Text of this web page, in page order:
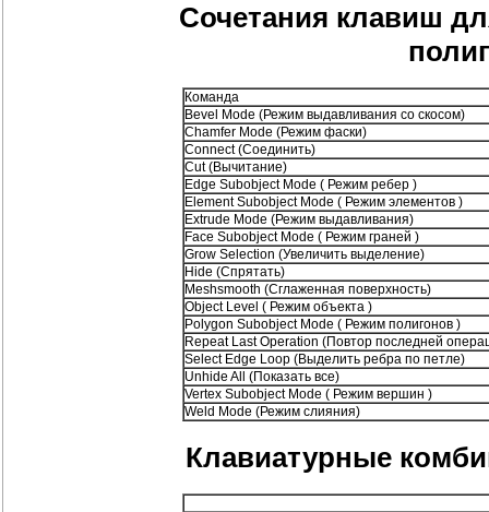
Сочетания клавиш
Команда
Bevel Mode (Режим выдавливания со скосом)
Chamfer Mode (Режим фаски)
Connect (Соединить)
Cut (Вычитание)
Edge Subobject Mode ( Режим ребер )
Element Subobject Mode ( Режим элементов )
Extrude Mode (Режим выдавливания)
Face Subobject Mode ( Режим граней )
Grow Selection (Увеличить выделение)
Hide (Спрятать)
Meshsmooth (Сглаженная поверхность)
Object Level ( Режим объекта )
Polygon Subobject Mode ( Режим полигонов )
Repeat Last Operation (Повтор последней
Select Edge Loop (Выделить ребра по петле)
Unhide All (Показать все)
Vertex Subobject Mode ( Режим вершин )
Weld Mode (Режим слияния)
Клавиатурные